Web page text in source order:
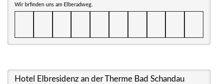
Wir brfinden uns am Elberadweg.
Hotel Elbresidenz an der Therme Bad Schandau